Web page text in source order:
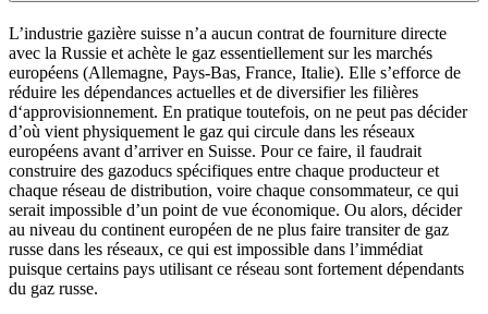
L’industrie gazière suisse n’a aucun contrat de fourniture directe
avec la Russie et achète le gaz essentiellement sur les marchés
européens (Allemagne, Pays-Bas, France, Italie). Elle s’efforce de
réduire les dépendances actuelles et de diversifier les filières
d‘approvisionnement. En pratique toutefois, on ne peut pas décider
d’où vient physiquement le gaz qui circule dans les réseaux
européens avant d’arriver en Suisse. Pour ce faire, il faudrait
construire des gazoducs spécifiques entre chaque producteur et
chaque réseau de distribution, voire chaque consommateur, ce qui
serait impossible d’un point de vue économique. Ou alors, décider
au niveau du continent européen de ne plus faire transiter de gaz
russe dans les réseaux, ce qui est impossible dans l’immédiat
puisque certains pays utilisant ce réseau sont fortement dépendants
du gaz russe.